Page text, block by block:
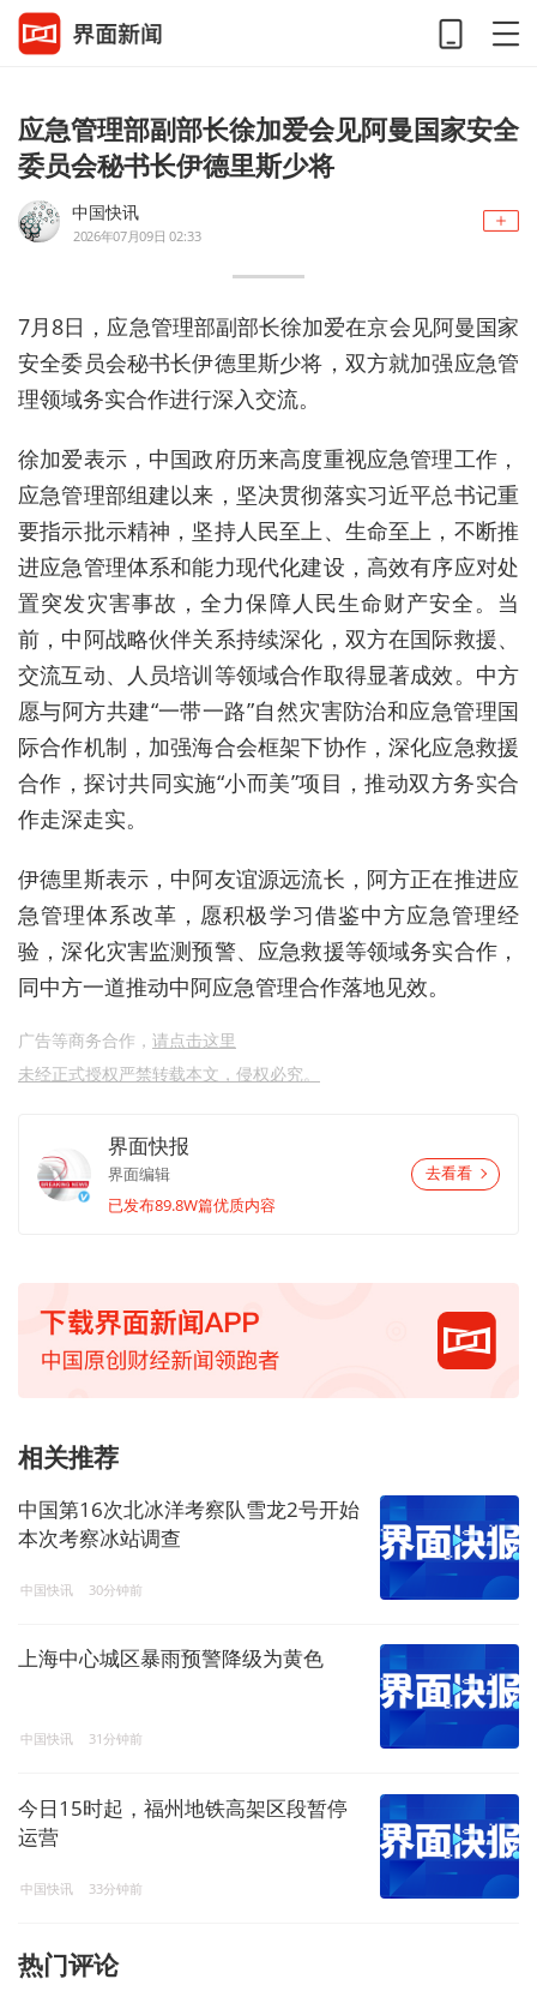
应急管理部副部长徐加爱会见阿曼国家安全
委员会秘书长伊德里斯少将
中国快讯
2026年07月09日 02:33
7月8日，应急管理部副部长徐加爱在京会见阿曼国家
安全委员会秘书长伊德里斯少将，双方就加强应急管
理领域务实合作进行深入交流。
徐加爱表示，中国政府历来高度重视应急管理工作，
应急管理部组建以来，坚决贯彻落实习近平总书记重
要指示批示精神，坚持人民至上、生命至上，不断推
进应急管理体系和能力现代化建设，高效有序应对处
置突发灾害事故，全力保障人民生命财产安全。当
前，中阿战略伙伴关系持续深化，双方在国际救援、
交流互动、人员培训等领域合作取得显著成效。中方
愿与阿方共建“一带一路”自然灾害防治和应急管理国
际合作机制，加强海合会框架下协作，深化应急救援
合作，探讨共同实施“小而美”项目，推动双方务实合
作走深走实。
伊德里斯表示，中阿友谊源远流长，阿方正在推进应
急管理体系改革，愿积极学习借鉴中方应急管理经
验，深化灾害监测预警、应急救援等领域务实合作，
同中方一道推动中阿应急管理合作落地见效。
广告等商务合作， 请点击这里
未经正式授权严禁转载本文，侵权必究。
界面快报
界面编辑
已发布89.8W篇优质内容
去看看
相关推荐
中国第16次北冰洋考察队雪龙2号开始
本次考察冰站调查
中国快讯 30分钟前
上海中心城区暴雨预警降级为黄色
中国快讯 31分钟前
今日15时起，福州地铁高架区段暂停
运营
中国快讯 33分钟前
热门评论